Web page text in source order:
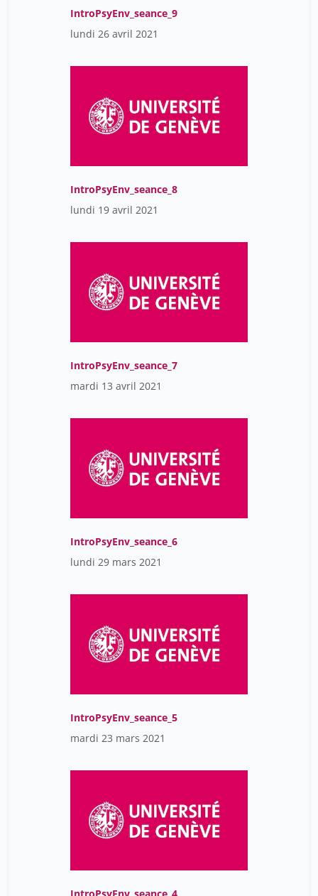
IntroPsyEnv_seance_9
lundi 26 avril 2021
IntroPsyEnv_seance_8
lundi 19 avril 2021
IntroPsyEnv_seance_7
mardi 13 avril 2021
IntroPsyEnv_seance_6
lundi 29 mars 2021
IntroPsyEnv_seance_5
mardi 23 mars 2021